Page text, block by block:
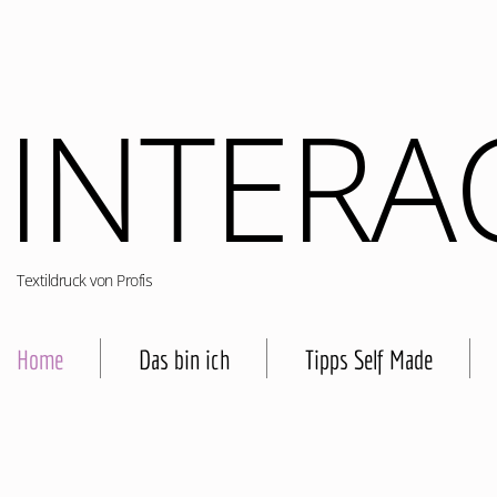
Textildruck von Profis
Home Das bin ich Tipps Self Made